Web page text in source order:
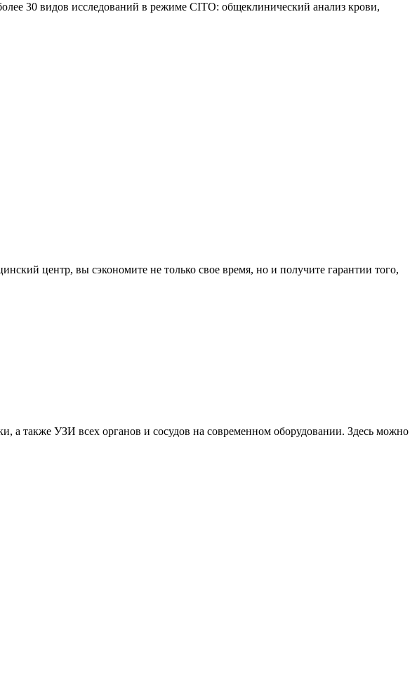
30 видов исследований в режиме CITO: общеклинический анализ крови,
центр, вы сэкономите не только свое время, но и получите гарантии того,
а также УЗИ всех органов и сосудов на современном оборудовании. Здесь можно